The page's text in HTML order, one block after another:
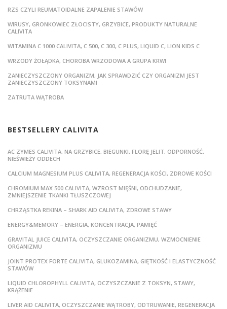
RZS CZYLI REUMATOIDALNE ZAPALENIE STAWÓW
WIRUSY, GRONKOWIEC ZŁOCISTY, GRZYBICE, PRODUKTY NATURALNE
CALIVITA
WITAMINA C 1000 CALIVITA, C 500, C 300, C PLUS, LIQUID C, LION KIDS C
WRZODY ŻOŁĄDKA, CHOROBA WRZODOWA A GRUPA KRWI
ZANIECZYSZCZONY ORGANIZM, JAK SPRAWDZIĆ CZY ORGANIZM JEST
ZANIECZYSZCZONY TOKSYNAMI
ZATRUTA WĄTROBA
BESTSELLERY CALIVITA
AC ZYMES CALIVITA, NA GRZYBICE, BIEGUNKI, FLORĘ JELIT, ODPORNOŚĆ,
NIEŚWIEŻY ODDECH
CALCIUM MAGNESIUM PLUS CALIVITA, REGENERACJA KOŚCI, ZDROWE KOŚCI
CHROMIUM MAX 500 CALIVITA, WZROST MIĘŚNI, ODCHUDZANIE,
ZMNIEJSZENIE TKANKI TŁUSZCZOWEJ
CHRZĄSTKA REKINA – SHARK AID CALIVITA, ZDROWE STAWY
ENERGY&MEMORY – ENERGIA, KONCENTRACJA, PAMIĘĆ
GRAVITAL JUICE CALIVITA, OCZYSZCZANIE ORGANIZMU, WZMOCNIENIE
ORGANIZMU
JOINT PROTEX FORTE CALIVITA, GLUKOZAMINA, GIĘTKOŚĆ I ELASTYCZNOŚĆ
STAWÓW
LIQUID CHLOROPHYLL CALIVITA, OCZYSZCZANIE Z TOKSYN, STAWY,
KRĄŻENIE
LIVER AID CALIVITA, OCZYSZCZANIE WĄTROBY, ODTRUWANIE, REGENERACJA